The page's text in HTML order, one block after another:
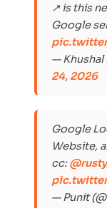
↗️ is this
Google
— Khushal
24, 2026
Google
Website,
cc:
— Punit